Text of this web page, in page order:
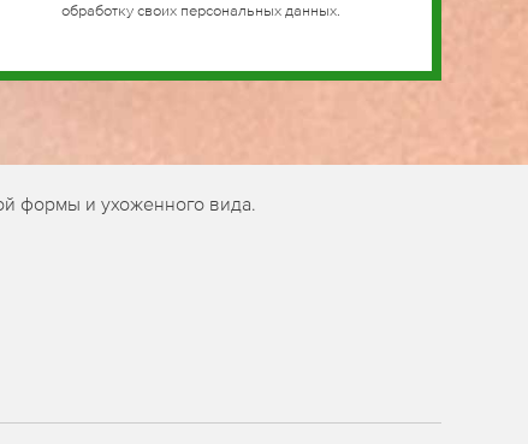
обработку своих персональных данных.
формы и ухоженного вида.